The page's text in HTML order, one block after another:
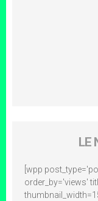
LE
[wpp
order_by='views'